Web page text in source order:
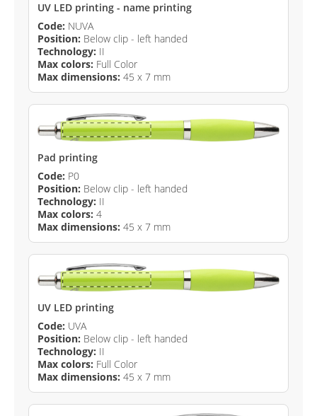
UV LED printing - name printing
Code: NUVA
Position: Below clip - left handed
Technology: II
Max colors: Full Color
Max dimensions: 45 x 7 mm
Pad printing
Code: P0
Position: Below clip - left handed
Technology: II
Max colors: 4
Max dimensions: 45 x 7 mm
UV LED printing
Code: UVA
Position: Below clip - left handed
Technology: II
Max colors: Full Color
Max dimensions: 45 x 7 mm